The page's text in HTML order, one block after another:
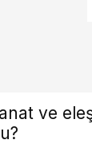
ve